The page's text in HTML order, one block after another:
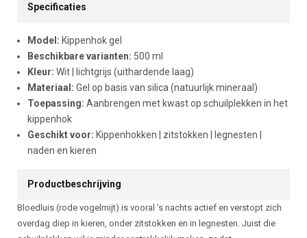
Specificaties
Model: Kippenhok gel
Beschikbare varianten: 500 ml
Kleur: Wit | lichtgrijs (uithardende laag)
Materiaal: Gel op basis van silica (natuurlijk mineraal)
Toepassing: Aanbrengen met kwast op schuilplekken in het
kippenhok
Geschikt voor: Kippenhokken | zitstokken | legnesten |
naden en kieren
Productbeschrijving
Bloedluis (rode vogelmijt) is vooral ’s nachts actief en verstopt zich
overdag diep in kieren, onder zitstokken en in legnesten. Juist die